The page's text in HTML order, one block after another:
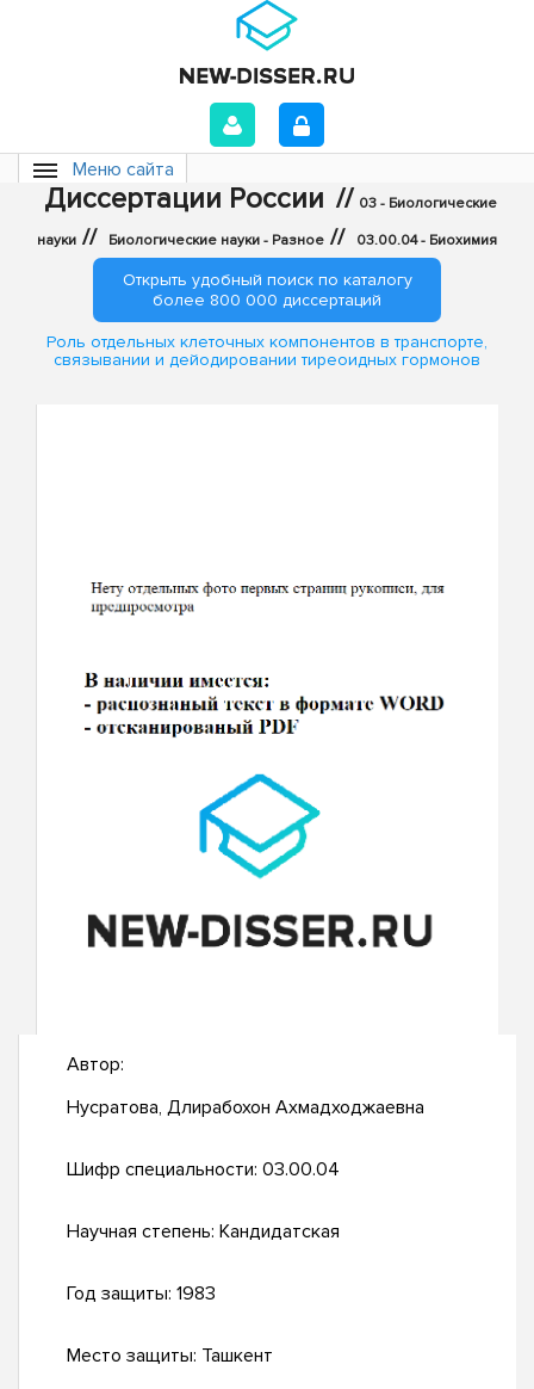
Меню сайта
Диссертации России // 03 - Биологические
науки // Биологические науки - Разное // 03.00.04 - Биохимия
Открыть удобный поиск по каталогу
более 800 000 диссертаций
Роль отдельных клеточных компонентов в транспорте,
связывании и дейодировании тиреоидных гормонов
Автор:
Нусратова, Длирабохон Ахмадходжаевна
Шифр специальности: 03.00.04
Научная степень: Кандидатская
Год защиты: 1983
Место защиты: Ташкент